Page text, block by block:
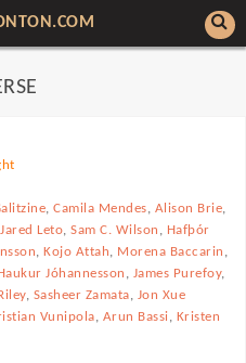
,Camila Mendes, Alison Brie,
Jared Leto,Sam C. Wilson , Hafþór
,Kojo Attah, Morena Baccarin ,
Jóhannesson , James Purefoy,
, Sasheer Zamata, Jon Xue
Vunipola, Arun Bassi, Kristen